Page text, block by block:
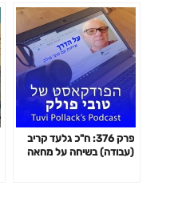
פרק 376: ח"כ גלעד קריב
(עבודה) בשיחה על מחאה